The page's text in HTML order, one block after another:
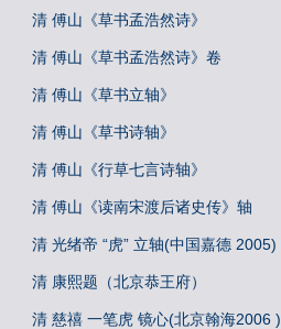
清 傅山《草书孟浩然诗》
清 傅山《草书孟浩然诗》卷
清 傅山《草书立轴》
清 傅山《草书诗轴》
清 傅山《行草七言诗轴》
清 傅山《读南宋渡后诸史传》轴
清 光绪帝 “虎” 立轴(中国嘉德 2005)
清 康熙题（北京恭王府）
清 慈禧 一笔虎 镜心(北京翰海2006 )